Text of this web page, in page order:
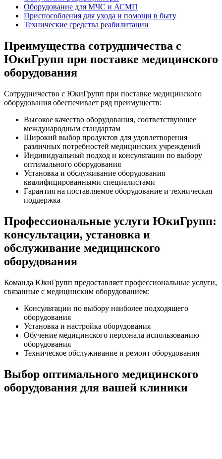
Оборудование для МЧС и АСМП
Приспособления для ухода и помощи в быту
Технические средства реабилитации
Преимущества сотрудничества с
ЮкиГрупп при поставке медицинского
оборудования
Сотрудничество с ЮкиГрупп при поставке медицинского
оборудования обеспечивает ряд преимуществ:
Высокое качество оборудования, соответствующее
международным стандартам
Широкий выбор продуктов для удовлетворения
различных потребностей медицинских учреждений
Индивидуальный подход и консультации по выбору
оптимального оборудования
Установка и обслуживание оборудования
квалифицированными специалистами
Гарантия на поставляемое оборудование и техническая
поддержка
Профессиональные услуги ЮкиГрупп:
консультации, установка и
обслуживание медицинского
оборудования
Команда ЮкиГрупп предоставляет профессиональные услуги,
связанные с медицинским оборудованием:
Консультации по выбору наиболее подходящего
оборудования
Установка и настройка оборудования
Обучение медицинского персонала использованию
оборудования
Техническое обслуживание и ремонт оборудования
Выбор оптимального медицинского
оборудования для вашей клиники